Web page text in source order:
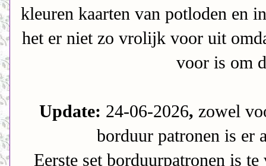
kleuren kaarten van potloden en
het er niet zo vrolijk voor uit
voor is om
Update: 24-06-2026, zowel
borduur patronen is er
Eerste set borduurpatronen is